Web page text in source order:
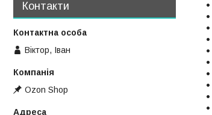
Контакти
Віктор, Іван
Ozon Shop